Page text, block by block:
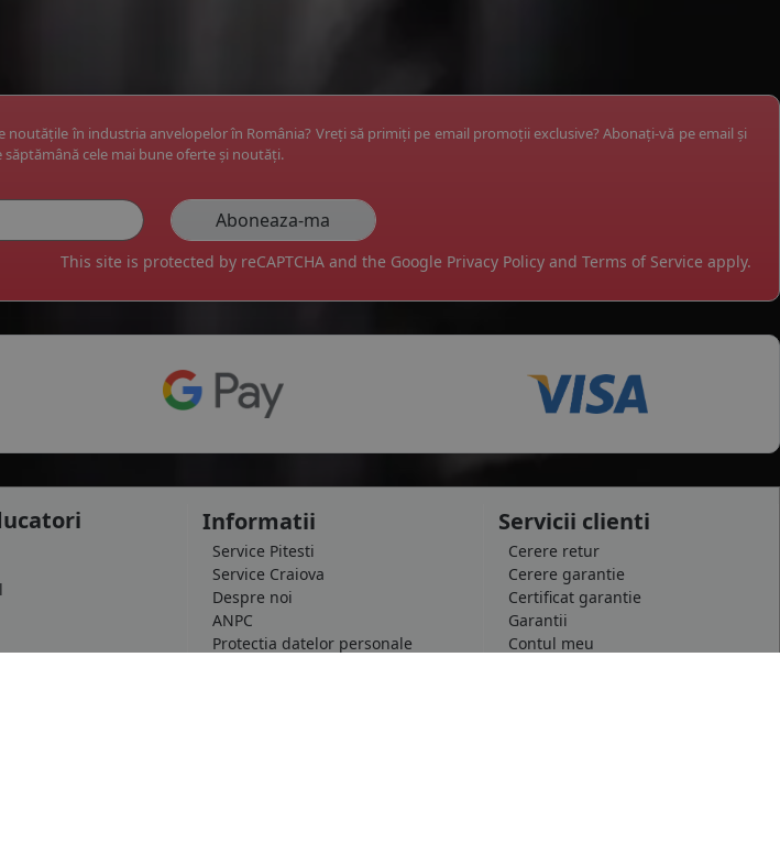
noutățile în industria anvelopelor în România? Vreți să primiți pe email promoții exclusive? Abonați-vă pe email și
cele mai bune oferte și noutăți.
This site is protected by reCAPTCHA and the Google Privacy Policy and Terms of Service apply.
Informatii
Service Pitesti
Service Craiova
Despre noi
ANPC
Protectia datelor personale
Servicii clienti
Cerere retur
Cerere garantie
Certificat garantie
Garantii
Contul meu